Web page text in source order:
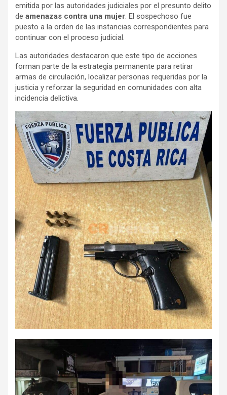
emitida por las autoridades judiciales por el presunto delito
de amenazas contra una mujer. El sospechoso fue
puesto a la orden de las instancias correspondientes para
continuar con el proceso judicial.
Las autoridades destacaron que este tipo de acciones
forman parte de la estrategia permanente para retirar
armas de circulación, localizar personas requeridas por la
justicia y reforzar la seguridad en comunidades con alta
incidencia delictiva.